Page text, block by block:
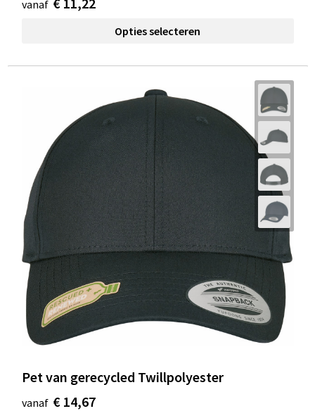
vanaf
Opties selecteren
Pet van gerecycled Twillpolyester
vanaf € 14,67